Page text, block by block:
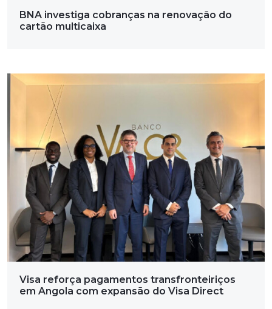
BNA investiga cobranças na renovação do
cartão multicaixa
Visa reforça pagamentos transfronteiriços
em Angola com expansão do Visa Direct